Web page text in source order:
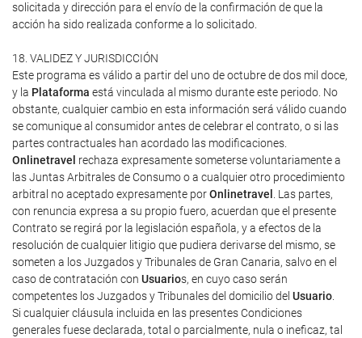
solicitada y dirección para el envío de la confirmación de que la
acción ha sido realizada conforme a lo solicitado.
18. VALIDEZ Y JURISDICCIÓN
Este programa es válido a partir del uno de octubre de dos mil doce,
y la Plataforma está vinculada al mismo durante este periodo. No
obstante, cualquier cambio en esta información será válido cuando
se comunique al consumidor antes de celebrar el contrato, o si las
partes contractuales han acordado las modificaciones.
Onlinetravel rechaza expresamente someterse voluntariamente a
las Juntas Arbitrales de Consumo o a cualquier otro procedimiento
arbitral no aceptado expresamente porOnlinetravel . Las partes,
con renuncia expresa a su propio fuero, acuerdan que el presente
Contrato se regirá por la legislación española, y a efectos de la
resolución de cualquier litigio que pudiera derivarse del mismo, se
someten a los Juzgados y Tribunales de Gran Canaria, salvo en el
caso de contratación con Usuarios, en cuyo caso serán
competentes los Juzgados y Tribunales del domicilio del Usuario.
Si cualquier cláusula incluida en las presentes Condiciones
generales fuese declarada, total o parcialmente, nula o ineficaz, tal